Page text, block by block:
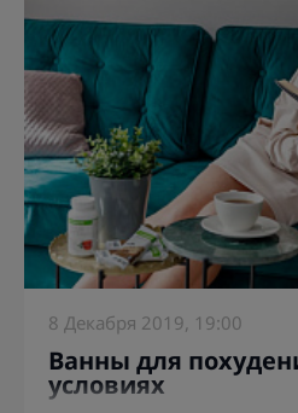
8 Декабря 2019, 19:00
Ванны для
условиях